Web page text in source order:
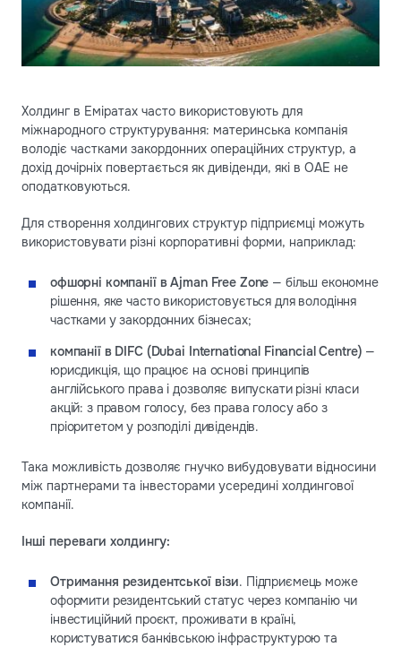
Холдинг в Еміратах часто використовують для
міжнародного структурування: материнська компанія
володіє частками закордонних операційних структур, а
дохід дочірніх повертається як дивіденди, які в ОАЕ не
оподатковуються.
Для створення холдингових структур підприємці можуть
використовувати різні корпоративні форми, наприклад:
офшорні компанії в Ajman Free Zone — більш економне
рішення, яке часто використовується для володіння
частками у закордонних бізнесах;
компанії в DIFC (Dubai International Financial Centre) —
юрисдикція, що працює на основі принципів
англійського права і дозволяє випускати різні класи
акцій: з правом голосу, без права голосу або з
пріоритетом у розподілі дивідендів.
Така можливість дозволяє гнучко вибудовувати відносини
між партнерами та інвесторами усередині холдингової
компанії.
Інші переваги холдингу:
Отримання резидентської візи. Підприємець може
оформити резидентський статус через компанію чи
інвестиційний проєкт, проживати в країні,
користуватися банківською інфраструктурою та